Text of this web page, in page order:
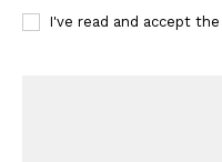
I've read and accept the